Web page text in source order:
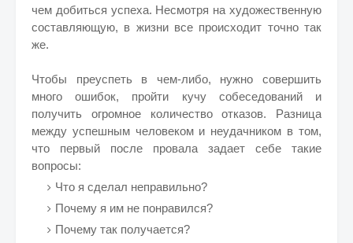
чем добиться успеха. Несмотря на художественную
составляющую, в жизни все происходит точно так
же.
Чтобы преуспеть в чем-либо, нужно совершить
много ошибок, пройти кучу собеседований и
получить огромное количество отказов. Разница
между успешным человеком и неудачником в том,
что первый после провала задает себе такие
вопросы:
Что я сделал неправильно?
Почему я им не понравился?
Почему так получается?